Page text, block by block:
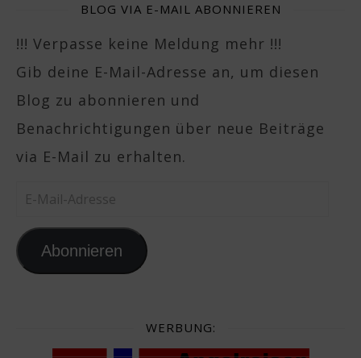
BLOG VIA E-MAIL ABONNIEREN
!!! Verpasse keine Meldung mehr !!!
Gib deine E-Mail-Adresse an, um diesen
Blog zu abonnieren und
Benachrichtigungen über neue Beiträge
via E-Mail zu erhalten.
E-Mail-Adresse
Abonnieren
WERBUNG: